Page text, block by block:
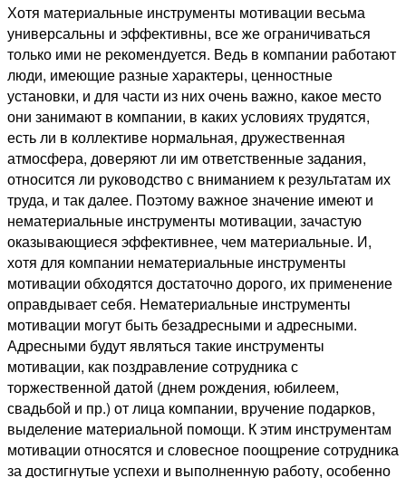
Хотя материальные инструменты мотивации весьма
универсальны и эффективны, все же ограничиваться
только ими не рекомендуется. Ведь в компании работают
люди, имеющие разные характеры, ценностные
установки, и для части из них очень важно, какое место
они занимают в компании, в каких условиях трудятся,
есть ли в коллективе нормальная, дружественная
атмосфера, доверяют ли им ответственные задания,
относится ли руководство с вниманием к результатам их
труда, и так далее. Поэтому важное значение имеют и
нематериальные инструменты мотивации, зачастую
оказывающиеся эффективнее, чем материальные. И,
хотя для компании нематериальные инструменты
мотивации обходятся достаточно дорого, их применение
оправдывает себя. Нематериальные инструменты
мотивации могут быть безадресными и адресными.
Адресными будут являться такие инструменты
мотивации, как поздравление сотрудника с
торжественной датой (днем рождения, юбилеем,
свадьбой и пр.) от лица компании, вручение подарков,
выделение материальной помощи. К этим инструментам
мотивации относятся и словесное поощрение сотрудника
за достигнутые успехи и выполненную работу, особенно